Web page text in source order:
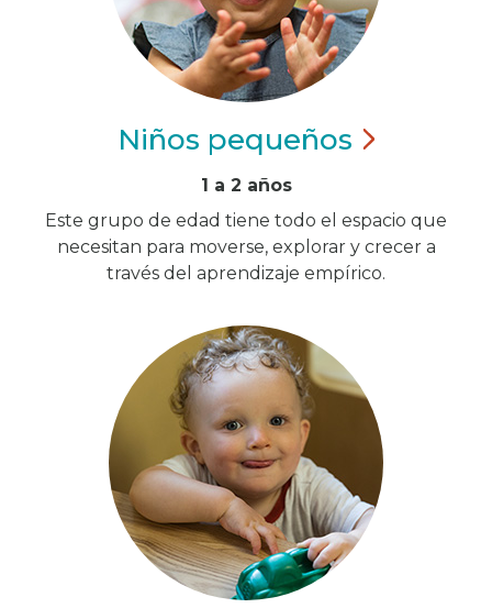
Niños pequeños
1 a 2 años
Este grupo de edad tiene todo el espacio que
necesitan para moverse, explorar y crecer a
través del aprendizaje empírico.